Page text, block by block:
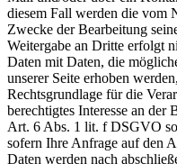
diesem Fall werden die vom
Zwecke der Bearbeitung
Weitergabe an Dritte erfolgt
Daten mit Daten, die
unserer Seite erhoben
Rechtsgrundlage für die
berechtigtes Interesse an der
Art. 6 Abs. 1 lit. f DSGVO
sofern Ihre Anfrage auf den
Daten werden nach